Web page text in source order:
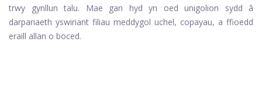
trwy gynllun talu. Mae gan hyd yn oed unigolion sydd â
darpariaeth yswiriant filiau meddygol uchel, copayau, a ffioedd
eraill allan o boced.